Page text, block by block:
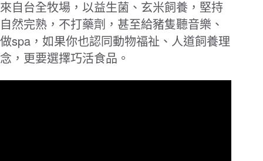
來自台全牧場，以益生菌、玄米飼養，堅持
自然完熟，不打藥劑，甚至給豬隻聽音樂、
做spa ，如果你也認同動物福祉、人道飼養理
念，更要選擇巧活食品。